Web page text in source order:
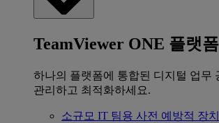
TeamViewer ONE 플랫폼
하나의 플랫폼에 통합된 디지털 업무
관리하고 최적화하세요.
소규모 IT 팀용 사전 예방적 장